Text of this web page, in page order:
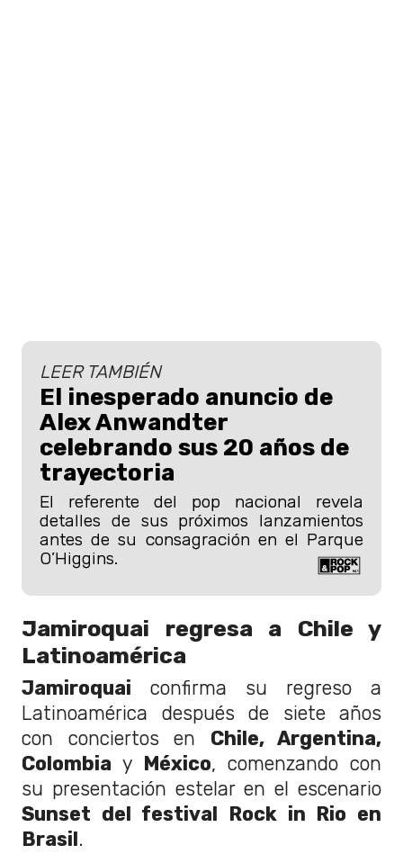
LEER TAMBIÉN
El inesperado anuncio de
Alex Anwandter
celebrando sus 20 años de
trayectoria
El referente del pop nacional revela
detalles de sus próximos lanzamientos
antes de su consagración en el Parque
O’Higgins.
Jamiroquai regresa a Chile y
Latinoamérica
Jamiroquai confirma su regreso a
Latinoamérica después de siete años
con conciertos en Chile, Argentina,
Colombia y México, comenzando con
su presentación estelar en el escenario
Sunset del festival Rock in Rio en
Brasil.